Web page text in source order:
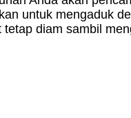
untuk mengaduk
diam sambil